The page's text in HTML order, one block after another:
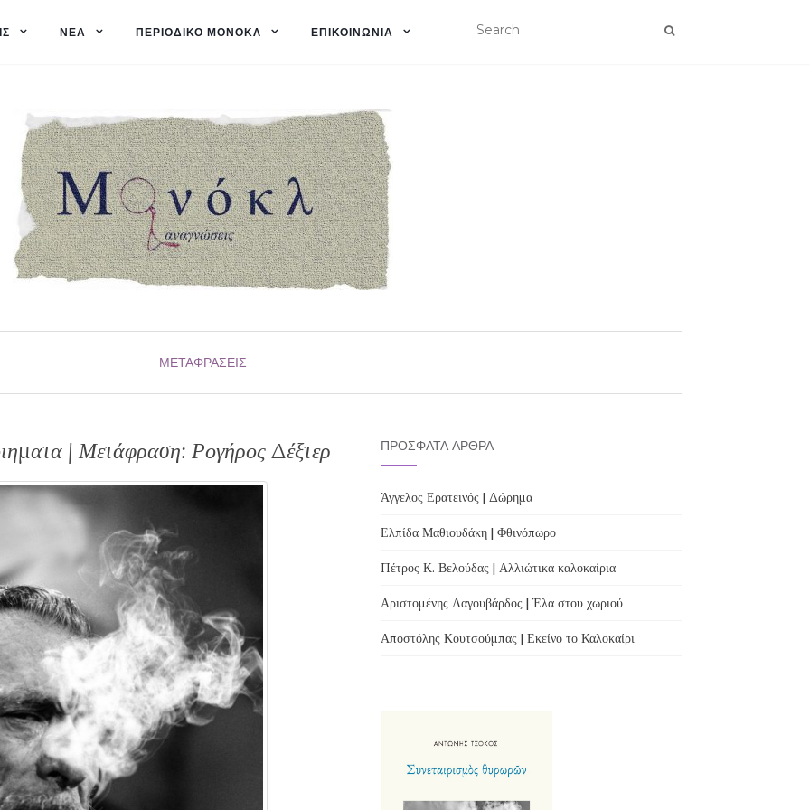
ΝΈΑ ΠΕΡΙΟΔΙΚΌ ΜΟΝΌΚΛ ΕΠΙΚΟΙΝΩΝΊΑ
ΜΕΤΑΦΡΆΣΕΙΣ
| Μετάφραση: Ρογήρος Δέξτερ ΠΡΌΣΦΑΤΑ ΆΡΘΡΑ
Άγγελος Ερατεινός | Δώρημα
Ελπίδα Μαθιουδάκη | Φθινόπωρο
Πέτρος Κ. Βελούδας | Αλλιώτικα καλοκαίρια
Αριστομένης Λαγουβάρδος | Έλα στου χωριού
Αποστόλης Κουτσούμπας | Εκείνο το Καλοκαίρι